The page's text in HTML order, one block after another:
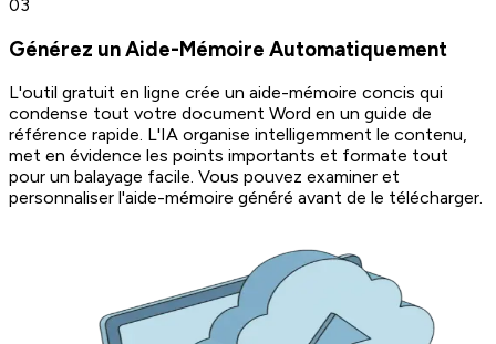
03
Générez un Aide-Mémoire Automatiquement
L'outil gratuit en ligne crée un aide-mémoire concis qui
condense tout votre document Word en un guide de
référence rapide. L'IA organise intelligemment le contenu,
met en évidence les points importants et formate tout
pour un balayage facile. Vous pouvez examiner et
personnaliser l'aide-mémoire généré avant de le télécharger.